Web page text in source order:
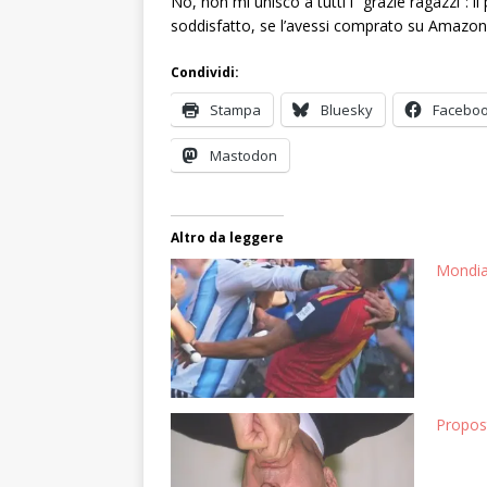
soddisfatto, se l’avessi comprato su
Condividi:
Stampa Bluesky
Mastodon
Altro da leggere